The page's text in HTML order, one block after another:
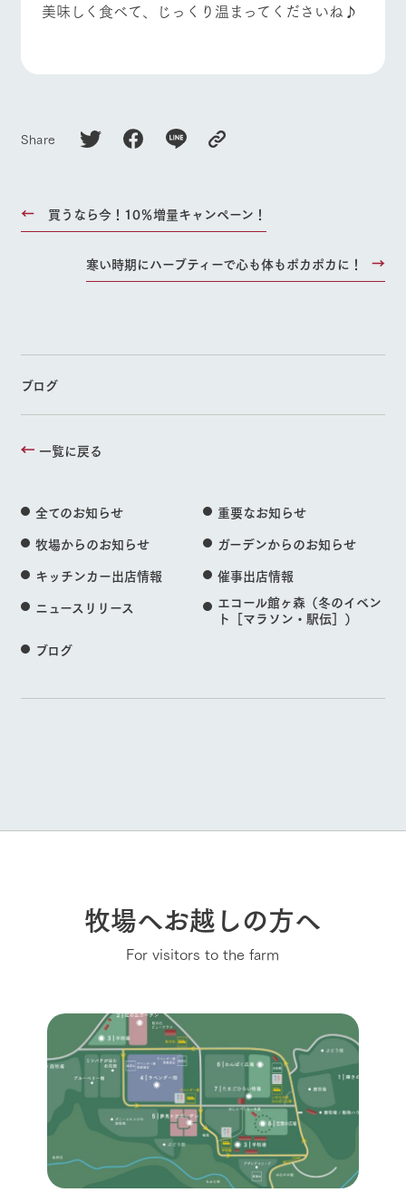
美味しく食べて、じっくり温まってくださいね♪
Share
買うなら今！10％増量キャンペーン！
寒い時期にハーブティーで心も体もポカポカに！
ブログ
一覧に戻る
全てのお知らせ
重要なお知らせ
牧場からのお知らせ
ガーデンからのお知らせ
キッチンカー出店情報
催事出店情報
ニュースリリース
エコール館ヶ森（冬のイベン
ト［マラソン・駅伝］）
ブログ
牧場へお越しの方へ
For visitors to the farm